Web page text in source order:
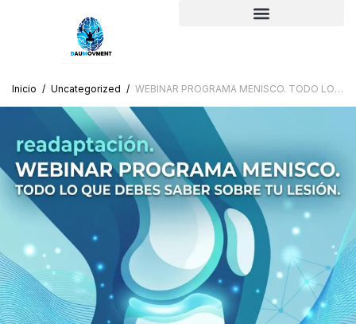
Inicio / Uncategorized / WEBINAR PROGRAMA MENISCO. TODO LO QUE DEBES SABER SOBRE TU LESIÓN.